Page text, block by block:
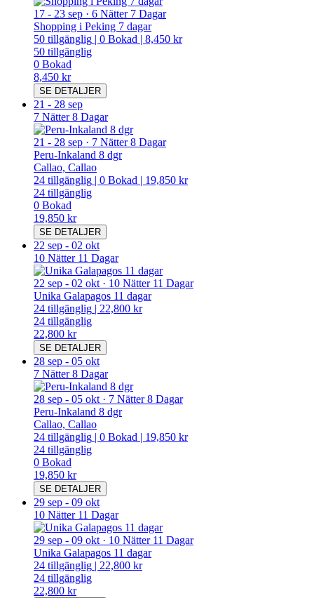
17 - 23 sep · 6 Nätter 7 Dagar
Shopping i Peking 7 dagar
50 tillgänglig | 0 Bokad | 8,450 kr
50 tillgänglig
0 Bokad
8,450 kr
SE DETALJER
21 - 28 sep
7 Nätter 8 Dagar
21 - 28 sep · 7 Nätter 8 Dagar
Peru-Inkaland 8 dgr
Callao, Callao
24 tillgänglig | 0 Bokad | 19,850 kr
24 tillgänglig
0 Bokad
19,850 kr
SE DETALJER
22 sep - 02 okt
10 Nätter 11 Dagar
22 sep - 02 okt · 10 Nätter 11 Dagar
Unika Galapagos 11 dagar
24 tillgänglig | 22,800 kr
24 tillgänglig
22,800 kr
SE DETALJER
28 sep - 05 okt
7 Nätter 8 Dagar
28 sep - 05 okt · 7 Nätter 8 Dagar
Peru-Inkaland 8 dgr
Callao, Callao
24 tillgänglig | 0 Bokad | 19,850 kr
24 tillgänglig
0 Bokad
19,850 kr
SE DETALJER
29 sep - 09 okt
10 Nätter 11 Dagar
29 sep - 09 okt · 10 Nätter 11 Dagar
Unika Galapagos 11 dagar
24 tillgänglig | 22,800 kr
24 tillgänglig
22,800 kr